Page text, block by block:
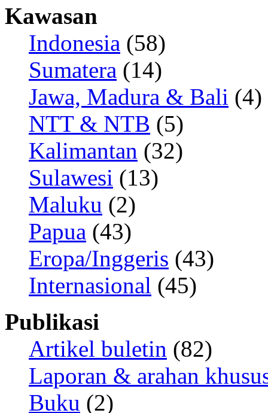
Kawasan
Indonesia (58)
Sumatera (14)
Jawa, Madura & Bali (4)
NTT & NTB (5)
Kalimantan (32)
Sulawesi (13)
Maluku (2)
Papua (43)
Eropa/Inggeris (43)
Internasional (45)
Publikasi
Artikel buletin (82)
Laporan & arahan
Buku (2)